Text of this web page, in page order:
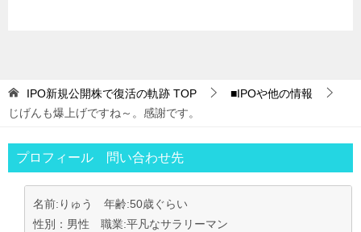
IPO新規公開株で復活の軌跡 TOP
■IPOや他の情報
じげんも爆上げですね～。感謝です。
プロフィール 問い合わせ先
名前:りゅう 年齢:50歳ぐらい
性別：男性 職業:平凡なサラリーマン